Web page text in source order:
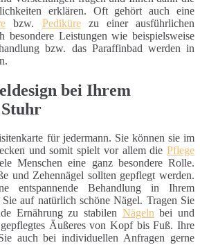
erklären. Oft gehört auch eine
bzw. Pedikürezu einer ausführlichen
besondere Leistungen wie beispielsweise
bzw. das Paraffinbad werden in
bei Ihrem
für jedermann. Sie können sie im
und somit spielt vor allem die Pflege
Menschen eine ganz besondere Rolle.
und Zehennägel sollten gepflegt werden.
entspannende Behandlung in Ihrem
auf natürlich schöne Nägel. Tragen Sie
Ernährung zu stabilen Nägelnbei und
Äußeres von Kopf bis Fuß. Ihre
auch bei individuellen Anfragen gerne